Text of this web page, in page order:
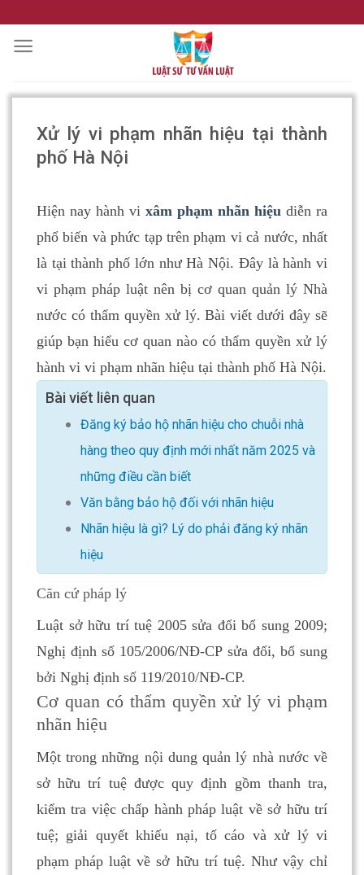
to
content
Xử lý vi phạm nhãn hiệu tại thành
phố Hà Nội
Hiện nay hành vi xâm phạm nhãn hiệu diễn ra
phổ biến và phức tạp trên phạm vi cả nước, nhất
là tại thành phố lớn như Hà Nội. Đây là hành vi
vi phạm pháp luật nên bị cơ quan quản lý Nhà
nước có thẩm quyền xử lý. Bài viết dưới đây sẽ
giúp bạn hiểu cơ quan nào có thẩm quyền xử lý
hành vi vi phạm nhãn hiệu tại thành phố Hà Nội.
Bài viết liên quan
Đăng ký bảo hộ nhãn hiệu cho chuỗi nhà
hàng theo quy định mới nhất năm 2025 và
những điều cần biết
Văn bằng bảo hộ đối với nhãn hiệu
Nhãn hiệu là gì? Lý do phải đăng ký nhãn
hiệu
Căn cứ pháp lý
Luật sở hữu trí tuệ 2005 sửa đổi bổ sung 2009;
Nghị định số 105/2006/NĐ-CP sửa đổi, bổ sung
bởi Nghị định số 119/2010/NĐ-CP.
Cơ quan có thẩm quyền xử lý vi phạm
nhãn hiệu
Một trong những nội dung quản lý nhà nước về
sở hữu trí tuệ được quy định gồm thanh tra,
kiểm tra việc chấp hành pháp luật về sở hữu trí
tuệ; giải quyết khiếu nại, tố cáo và xử lý vi
phạm pháp luật về sở hữu trí tuệ. Như vậy chỉ